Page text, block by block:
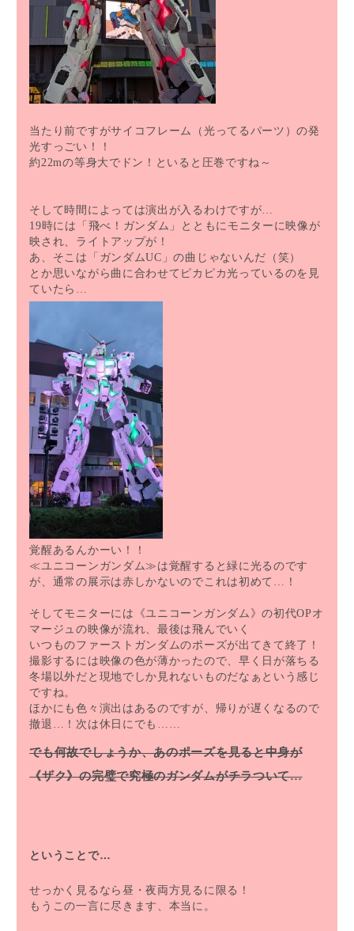
当たり前ですがサイコフレーム（光ってるパーツ）の発
光すっごい！！
約22mの等身大でドン！といると圧巻ですね～
そして時間によっては演出が入るわけですが…
19時には「飛べ！ガンダム」とともにモニターに映像が
映され、ライトアップが！
あ、そこは「ガンダムUC」の曲じゃないんだ（笑）
とか思いながら曲に合わせてピカピカ光っているのを見
ていたら…
覚醒あるんかーい！！
≪ユニコーンガンダム≫は覚醒すると緑に光るのです
が、通常の展示は赤しかないのでこれは初めて…！
そしてモニターには《ユニコーンガンダム》の初代OPオ
マージュの映像が流れ、最後は飛んでいく
いつものファーストガンダムのポーズが出てきて終了！
撮影するには映像の色が薄かったので、早く日が落ちる
冬場以外だと現地でしか見れないものだなぁという感じ
ですね。
ほかにも色々演出はあるのですが、帰りが遅くなるので
撤退…！次は休日にでも……
でも何故でしょうか、あのポーズを見ると中身が
《ザク》の完璧で究極のガンダムがチラついて…
ということで…
せっかく見るなら昼・夜両方見るに限る！
もうこの一言に尽きます、本当に。